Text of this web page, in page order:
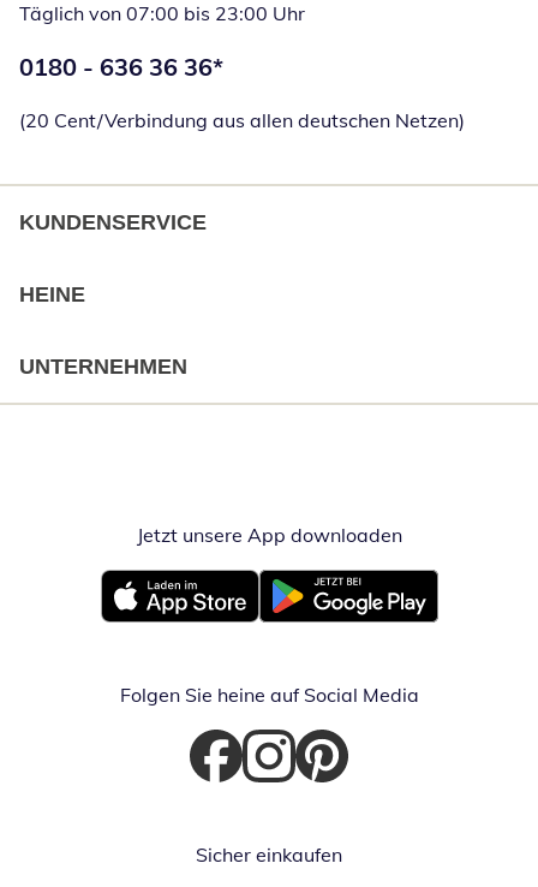
Täglich von 07:00 bis 23:00 Uhr
Telefonnummer:
0180 - 636 36 36*
(20 Cent/Verbindung aus allen deutschen Netzen)
KUNDENSERVICE
HEINE
UNTERNEHMEN
Jetzt unsere App downloadenÖffnet in
Öffnet in neuem FensterÖffnet in neuem Fenster
Folgen Sie heine auf Social Media
Öffnet in neuem Fenster
Öffnet in neuem Fenster
Öffnet in neuem Fenster
Sicher einkaufen